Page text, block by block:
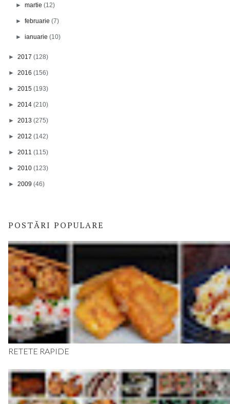
►martie(12)
►februarie(7)
►ianuarie(10)
► 2017 (128)
► 2016 (156)
► 2015 (193)
► 2014 (210)
► 2013 (275)
► 2012 (142)
► 2011 (115)
► 2010 (123)
► 2009 (46)
POSTĂRI POPULARE
RETETE RAPIDE